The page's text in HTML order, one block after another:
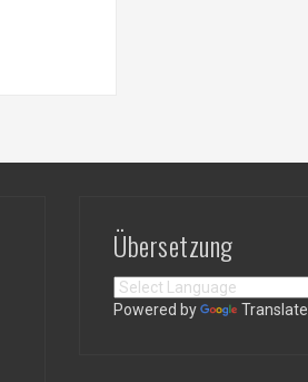
Übersetzung
Powered by Translate